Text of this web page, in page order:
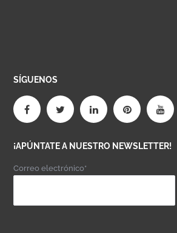
SÍGUENOS
¡APÚNTATE A NUESTRO NEWSLETTER!
Correo electrónico*